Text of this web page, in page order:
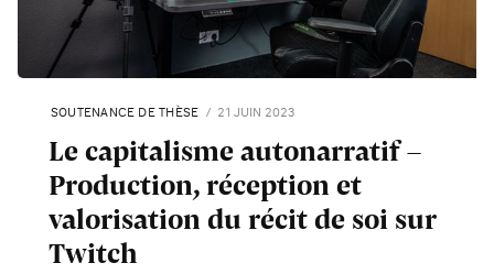
SOUTENANCE DE THÈSE 21 JUIN 2023
Le capitalisme autonarratif -
Production, réception et
valorisation du récit de soi sur
Twitch